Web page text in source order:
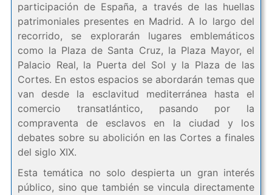
participación de España, a través de las huellas
patrimoniales presentes en Madrid. A lo largo del
recorrido, se explorarán lugares emblemáticos
como la Plaza de Santa Cruz, la Plaza Mayor, el
Palacio Real, la Puerta del Sol y la Plaza de las
Cortes. En estos espacios se abordarán temas que
van desde la esclavitud mediterránea hasta el
comercio transatlántico, pasando por la
compraventa de esclavos en la ciudad y los
debates sobre su abolición en las Cortes a finales
del siglo XIX.
Esta temática no solo despierta un gran interés
público, sino que también se vincula directamente